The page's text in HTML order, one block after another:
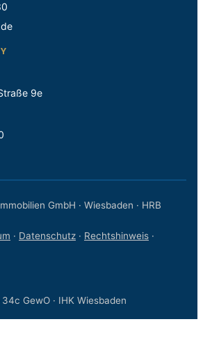
9e
GmbH · Wiesbaden · HRB
· Datenschutz · Rechtshinweis ·
GewO · IHK Wiesbaden